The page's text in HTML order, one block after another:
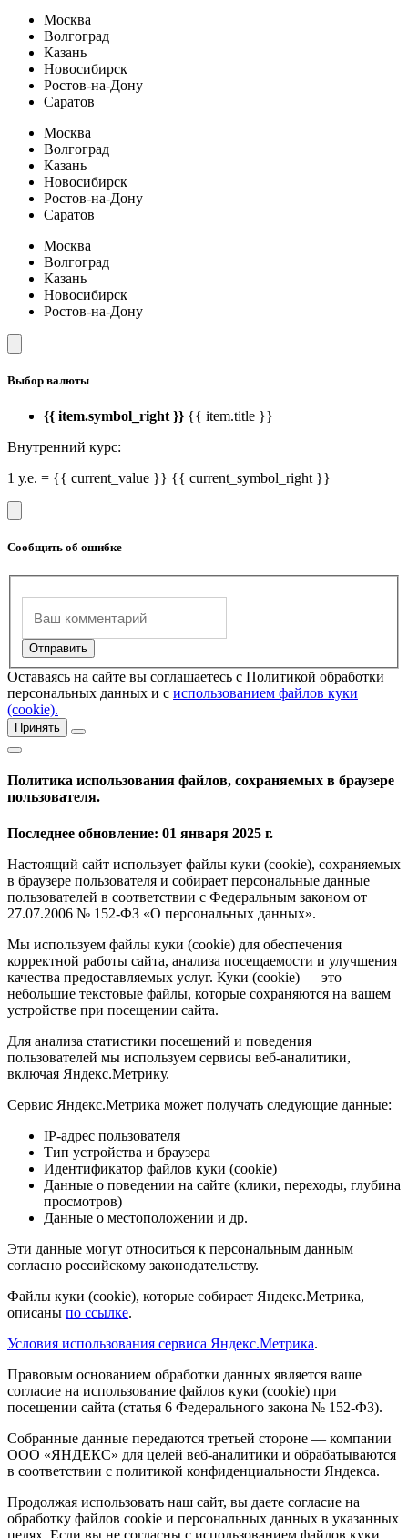
Москва
Волгоград
Казань
Новосибирск
Ростов-на-Дону
Саратов
Москва
Волгоград
Казань
Новосибирск
Ростов-на-Дону
Саратов
Москва
Волгоград
Казань
Новосибирск
Ростов-на-Дону
Выбор валюты
{{ item.symbol_right }} {{ item.title }}
Внутренний курс:
1 у.е. = {{ current_value }} {{ current_symbol_right }}
Сообщить об ошибке
Оставаясь на сайте вы соглашаетесь с Политикой обработки
персональных данных и с использованием файлов куки
(cookie).
Принять
Политика использования файлов, сохраняемых в браузере
пользователя.
Последнее обновление: 01 января 2025 г.
Настоящий сайт использует файлы куки (cookie), сохраняемых
в браузере пользователя и собирает персональные данные
пользователей в соответствии с Федеральным законом от
27.07.2006 № 152-ФЗ «О персональных данных».
Мы используем файлы куки (cookie) для обеспечения
корректной работы сайта, анализа посещаемости и улучшения
качества предоставляемых услуг. Куки (cookie) — это
небольшие текстовые файлы, которые сохраняются на вашем
устройстве при посещении сайта.
Для анализа статистики посещений и поведения
пользователей мы используем сервисы веб-аналитики,
включая Яндекс.Метрику.
Сервис Яндекс.Метрика может получать следующие данные:
IP-адрес пользователя
Тип устройства и браузера
Идентификатор файлов куки (cookie)
Данные о поведении на сайте (клики, переходы, глубина
просмотров)
Данные о местоположении и др.
Эти данные могут относиться к персональным данным
согласно российскому законодательству.
Файлы куки (cookie), которые собирает Яндекс.Метрика,
описаны по ссылке.
Условия использования сервиса Яндекс.Метрика.
Правовым основанием обработки данных является ваше
согласие на использование файлов куки (cookie) при
посещении сайта (статья 6 Федерального закона № 152-ФЗ).
Собранные данные передаются третьей стороне — компании
ООО «ЯНДЕКС» для целей веб-аналитики и обрабатываются
в соответствии с политикой конфиденциальности Яндекса.
Продолжая использовать наш сайт, вы даете согласие на
обработку файлов cookie и персональных данных в указанных
целях. Если вы не согласны с использованием файлов куки